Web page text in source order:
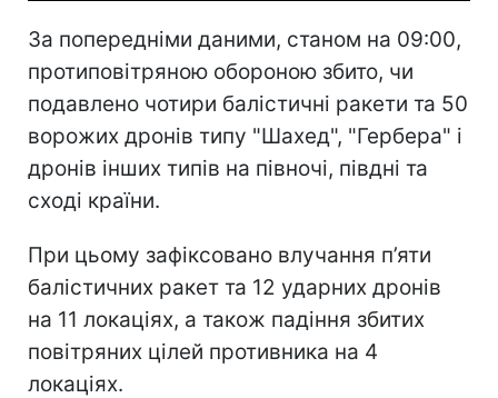
За попередніми даними, станом на 09:00,
протиповітряною обороною збито, чи
подавлено чотири балістичні ракети та 50
ворожих дронів типу "Шахед", "Гербера" і
дронів інших типів на півночі, півдні та
сході країни.
При цьому зафіксовано влучання п’яти
балістичних ракет та 12 ударних дронів
на 11 локаціях, а також падіння збитих
повітряних цілей противника на 4
локаціях.